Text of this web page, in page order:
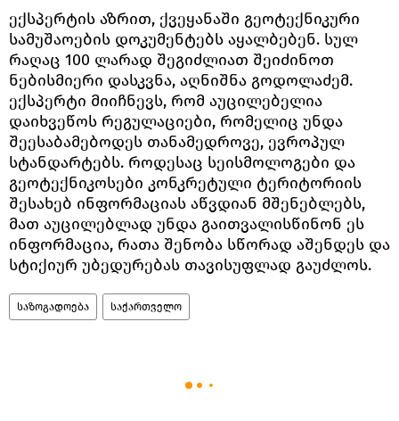
ექსპერტის აზრით, ქვეყანაში გეოტექნიკური
სამუშაოების დოკუმენტებს აყალბებენ. სულ
რაღაც 100 ლარად შეგიძლიათ შეიძინოთ
ნებისმიერი დასკვნა, აღნიშნა გოდოლაძემ.
ექსპერტი მიიჩნევს, რომ აუცილებელია
დაიხვეწოს რეგულაციები, რომელიც უნდა
შეესაბამებოდეს თანამედროვე, ევროპულ
სტანდარტებს. როდესაც სეისმოლოგები და
გეოტექნიკოსები კონკრეტული ტერიტორიის
შესახებ ინფორმაციას აწვდიან მშენებლებს,
მათ აუცილებლად უნდა გაითვალისწინონ ეს
ინფორმაცია, რათა შენობა სწორად აშენდეს და
სტიქიურ უბედურებას თავისუფლად გაუძლოს.
საზოგადოება საქართველო